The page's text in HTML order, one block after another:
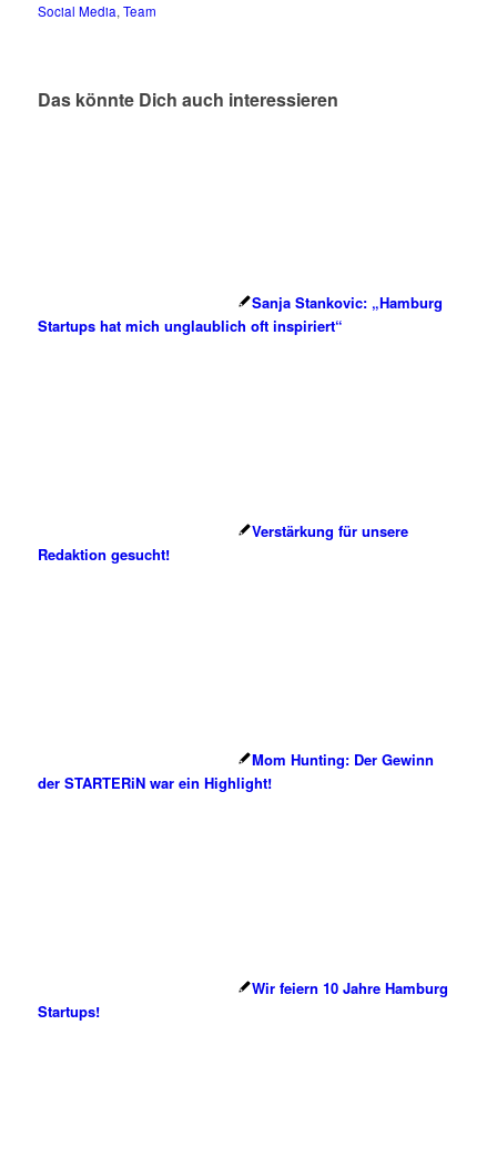
Social Media, Team
Das könnte Dich auch interessieren
Sanja Stankovic: „Hamburg
Startups hat mich unglaublich oft inspiriert“
Verstärkung für unsere
Redaktion gesucht!
Mom Hunting: Der Gewinn
der STARTERiN war ein Highlight!
Wir feiern 10 Jahre Hamburg
Startups!